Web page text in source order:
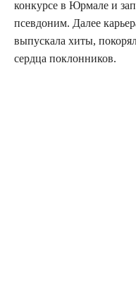
конкурсе в Юрмале и
псевдоним. Далее
выпускала хиты,
сердца поклонников.